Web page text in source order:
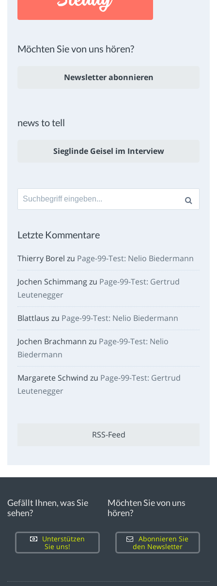
Möchten Sie von uns hören?
Newsletter abonnieren
news to tell
Sieglinde Geisel im Interview
Suche
nach:
Letzte Kommentare
Thierry Borel zu Page-99-Test: Nelio Biedermann
Jochen Schimmangzu Page-99-Test: Gertrud
Leutenegger
Blattlaus zu Page-99-Test: Nelio Biedermann
Jochen Brachmann zu Page-99-Test: Nelio
Biedermann
Margarete Schwind zu Page-99-Test: Gertrud
Leutenegger
RSS-Feed
Gefällt Ihnen, was Sie
sehen?
Unterstützen
Sie uns!
Möchten Sie von uns
hören?
Abonnieren Sie
den Newsletter